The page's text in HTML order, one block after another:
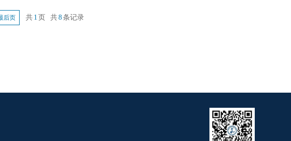
后页 共 1 页 共8条记录